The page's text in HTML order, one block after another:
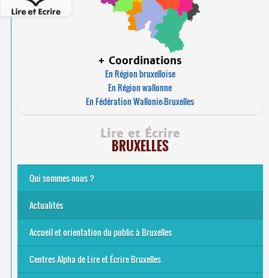
+ Coordinations
En Région bruxelloise
En Région wallonne
En Fédération Wallonie-Bruxelles
Lire et Écrire
BRUXELLES
Qui sommes-nous ?
Analphabétisme et illettrisme
L’alphabétisation populaire
Le mouvement Lire et Écrire
Nos missions
... Tous les articles
Actualités
Offres d’emploi du secteur à Bruxelles
La rentrée 2026-27
Pour être belge à la plage…
A vos agendas ! Alpha bruxellois, mobilise-toi !
Inauguration du Centre Alpha Forest de Lire et Écrire
Bruxelles
... Tous les articles
Accueil et orientation du public à Bruxelles
8 Points Accueil
Publics concernés ?
Que proposons-nous ?
Qui sommes-nous ?
Centres Alpha de Lire et Écrire Bruxelles